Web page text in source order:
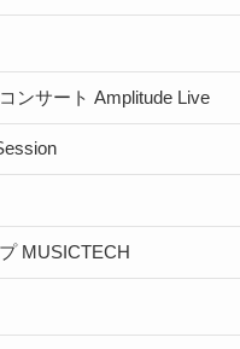
ンサート Amplitude Live
MUSICTECH